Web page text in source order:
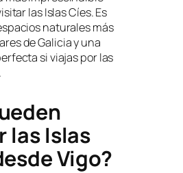
las Islas Cíes. Es
naturales más
de Galicia y una
si viajas por las
las Islas
Vigo?